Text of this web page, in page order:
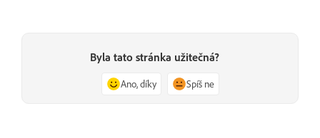
Byla tato stránka užitečná?
Ano, díky Spíš ne